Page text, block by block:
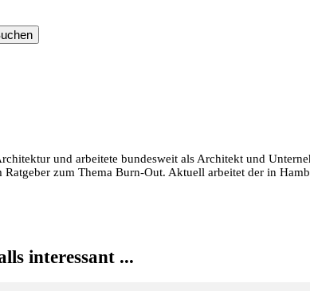
und arbeitete bundesweit als Architekt und
zum Thema Burn-Out. Aktuell arbeitet der in
interessant ...